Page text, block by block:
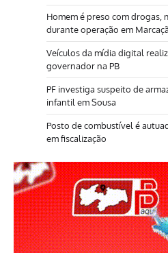
Homem é preso com drogas,
durante operação em
Veículos da mídia digital
governador na PB
PF investiga suspeito de
infantil em Sousa
Posto de combustível é
em fiscalização